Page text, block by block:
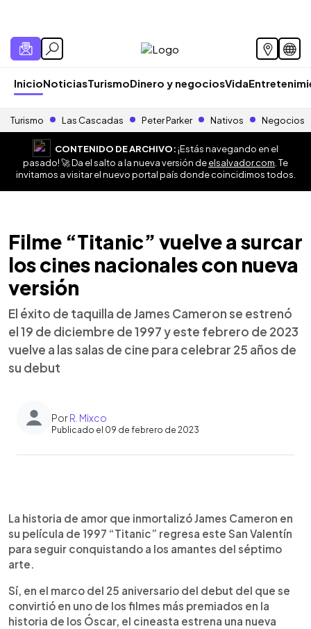
InicioNoticiasTurismoDinero y negociosVida
Turismo Las Cascadas Peter Parker Nativos Negocios
CONTENIDO DE ARCHIVO:¡Estás navegando en el
pasado! 🚀 Da el salto a la nueva versión deelsalvador.com . Te
invitamos a visitar el nuevo portal país donde coincidimos todos.
Filme “Titanic” vuelve a surcar
los cines nacionales con nueva
versión
El éxito de taquilla de James Cameron se estrenó
el 19 de diciembre de 1997 y este febrero de 2023
vuelve a las salas de cine para celebrar 25 años de
su debut
PorR. Mixco
Publicado el 09 de febrero de 2023
Escuchar artículo
La historia de amor que inmortalizó James Cameron en
su película de 1997 “Titanic” regresa este San Valentín
para seguir conquistando a los amantes del séptimo
arte.
Sí, en el marco del 25 aniversario del debut del que se
convirtió en uno de los filmes más premiados en la
historia de los Óscar, el cineasta estrena una nueva